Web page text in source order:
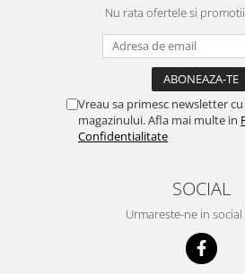
Nu rata ofertele si
Vreau sa primesc newsletter
magazinului. Afla mai multe in
Confidentialitate
SOCIAL
Urmareste-ne in